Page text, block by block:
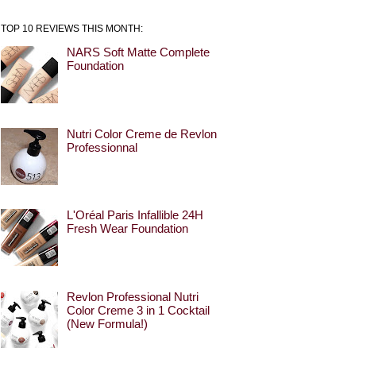
TOP 10 REVIEWS THIS MONTH:
NARS Soft Matte Complete
Foundation
Nutri Color Creme de Revlon
Professionnal
L'Oréal Paris Infallible 24H
Fresh Wear Foundation
Revlon Professional Nutri
Color Creme 3 in 1 Cocktail
(New Formula!)